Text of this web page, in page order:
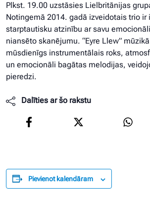
Plkst. 19.00 uzstāsies Lielbritānijas
Notingemā 2014. gadā izveidotais trio ir
starptautisku atzinību ar savu
niansēto skanējumu. “Eyre Llew”
mūsdienīgs instrumentālais roks,
un emocionāli bagātas melodijas,
pieredzi.
Dalīties ar šo rakstu
Pievienot kalendāram